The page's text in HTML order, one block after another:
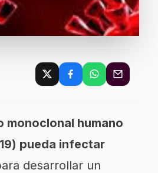
humano
pueda infectar
desarrollar un